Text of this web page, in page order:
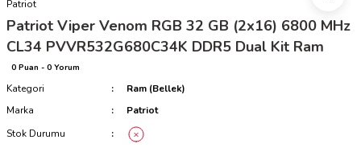
Patriot
Patriot Viper Venom RGB 32 GB (2x16) 6800 MHz
CL34 PVVR532G680C34K DDR5 Dual Kit Ram
0 Puan - 0 Yorum
Kategori
Ram (Bellek)
Marka
Patriot
Stok Durumu